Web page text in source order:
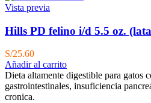
Vista previa
Hills PD felino i/d 5.5 oz.
S/25.60
Añadir al carrito
Dieta altamente digestible para gatos
gastrointestinales, insuficiencia
cronica.